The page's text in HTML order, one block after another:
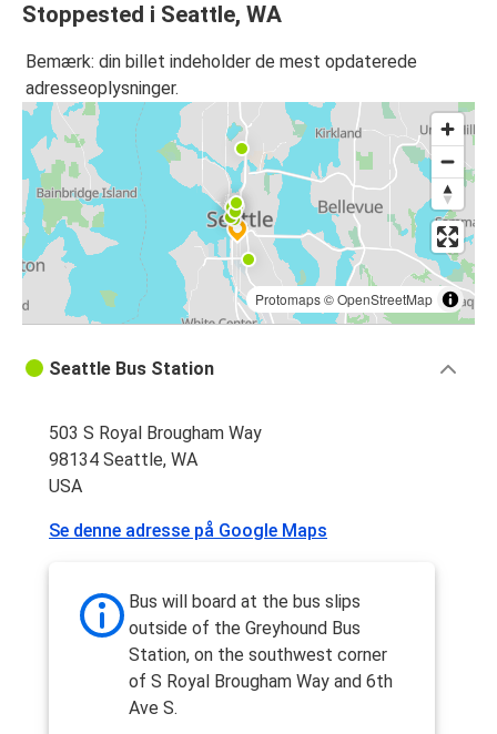
Stoppested i Seattle, WA
Bemærk: din billet indeholder de mest opdaterede
adresseoplysninger.
Protomaps©OpenStreetMap
Seattle Bus Station
503 S Royal Brougham Way
98134 Seattle, WA
USA
Se denne adresse på Google Maps
Bus will board at the bus slips
outside of the Greyhound Bus
Station, on the southwest corner
of S Royal Brougham Way and 6th
Ave S.